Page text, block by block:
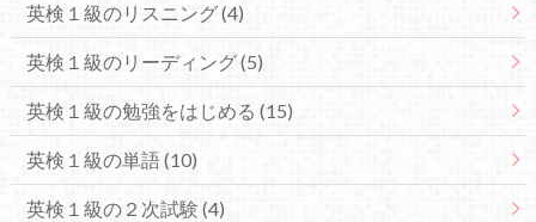
英検１級のリスニング(4)
英検１級のリーディング(5)
英検１級の勉強をはじめる (15)
英検１級の単語(10)
英検１級の２次試験 (4)